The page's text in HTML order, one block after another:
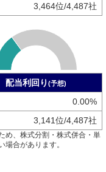
3,464位/4,487社
配当利回り (予想)
0.00%
3,141位/4,487社
め、株式分割・株式併合・単
合があります。